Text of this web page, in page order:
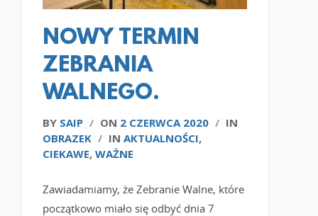
NOWY TERMIN
ZEBRANIA
WALNEGO.
BY SAIP / ON 2 CZERWCA 2020 / IN
OBRAZEK / IN AKTUALNOŚCI,
CIEKAWE, WAŻNE
Zawiadamiamy, że Zebranie Walne, które
początkowo miało się odbyć dnia 7